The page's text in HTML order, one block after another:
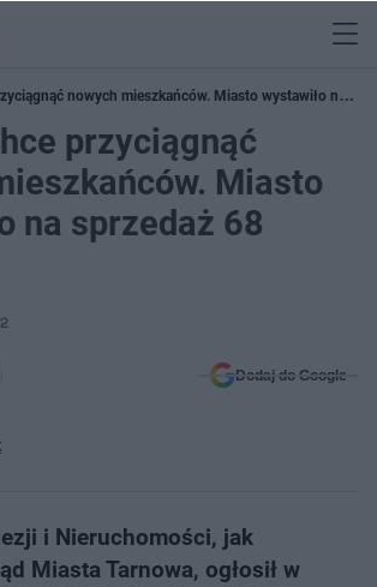
nowych mieszkańców. Miasto wystawiło na
przyciągnąć
Miasto
na sprzedaż 68
Dodaj do Google
i Nieruchomości, jak
Miasta Tarnowa, ogłosił w